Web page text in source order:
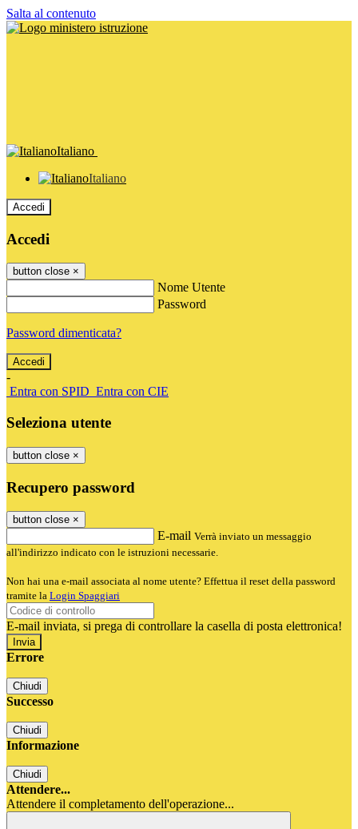
Salta al contenuto
Italiano
Italiano
Accedi
Accedi
button close ×
Nome Utente
Password
Password dimenticata?
-
Entra con SPID Entra con CIE
Seleziona utente
button close ×
Recupero password
button close ×
E-mail Verrà inviato un messaggio
all'indirizzo indicato con le istruzioni necessarie.
Non hai una e-mail associata al nome utente? Effettua il reset della password
tramite la Login Spaggiari
E-mail inviata, si prega di controllare la casella di posta elettronica!
Errore
Chiudi
Successo
Chiudi
Informazione
Chiudi
Attendere...
Attendere il completamento dell'operazione...